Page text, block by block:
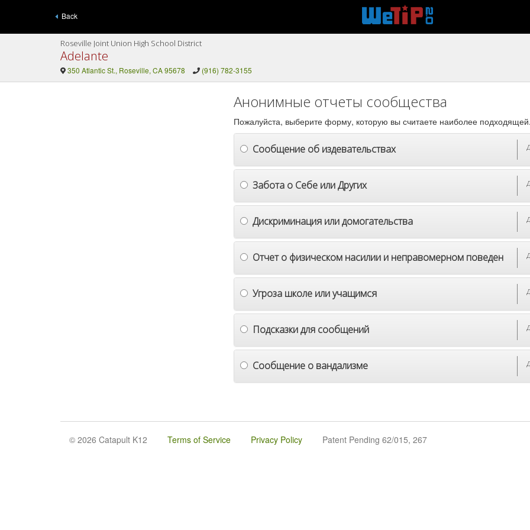
Back
Roseville Joint Union High School District
Adelante
350 Atlantic St., Roseville, CA 95678 (916) 782-3155
Анонимные отчеты сообщества
Пожалуйста, выберите форму, которую вы считаете наиболее подходящей.
Сообщение об издевательствах
Забота о Себе или Других
Дискриминация или домогательства
Отчет о физическом насилии и неправомерном поведен
Угроза школе или учащимся
Подсказки для сообщений
Сообщение о вандализме
© 2026 Catapult K12 Terms of Service Privacy Policy Patent Pending 62/015, 267